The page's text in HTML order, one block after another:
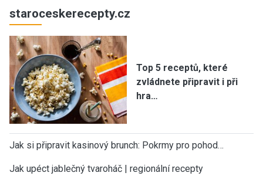
staroceskerecepty.cz
Top 5 receptů, které
zvládnete připravit i při
hra…
Jak si připravit kasinový brunch: Pokrmy pro pohod…
Jak upéct jablečný tvaroháč | regionální recepty